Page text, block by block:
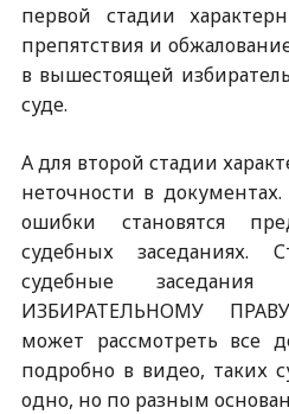
первой стадии
препятствия и
в вышестоящей
суде.
А для второй стадии
неточности в
ошибки становятся
судебных заседаниях.
судебные
ИЗБИРАТЕЛЬНОМУ
может рассмотреть все
подробно в видео, таких
одно, но по разным